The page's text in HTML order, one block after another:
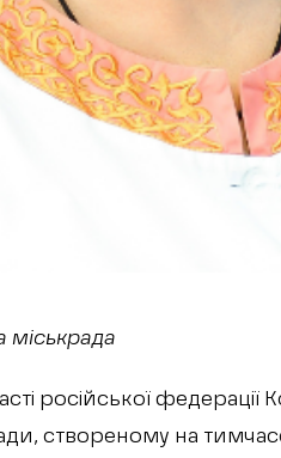
міськрада
російської федерації
створеному на